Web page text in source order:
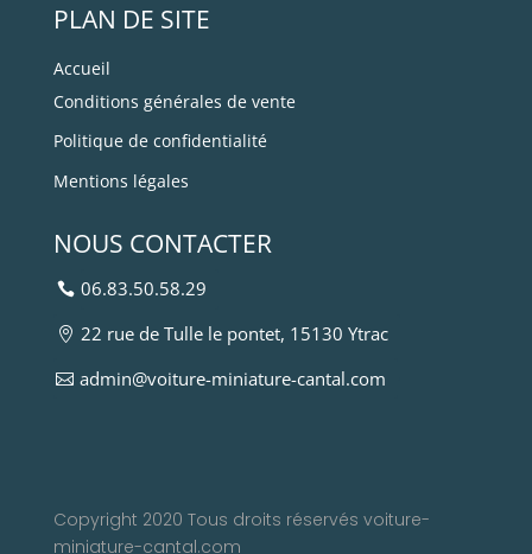
PLAN DE SITE
Accueil
Conditions générales de vente
Politique de confidentialité
Mentions légales
NOUS CONTACTER
06.83.50.58.29
22 rue de Tulle le pontet, 15130 Ytrac
admin@voiture-miniature-cantal.com
Copyright 2020 Tous droits réservés voiture-
miniature-cantal.com